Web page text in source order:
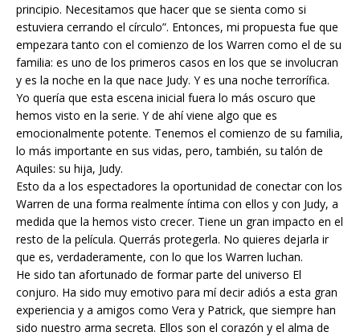
principio. Necesitamos que hacer que se sienta como si
estuviera cerrando el círculo”. Entonces, mi propuesta fue que
empezara tanto con el comienzo de los Warren como el de su
familia: es uno de los primeros casos en los que se involucran
y es la noche en la que nace Judy. Y es una noche terrorífica.
Yo quería que esta escena inicial fuera lo más oscuro que
hemos visto en la serie. Y de ahí viene algo que es
emocionalmente potente. Tenemos el comienzo de su familia,
lo más importante en sus vidas, pero, también, su talón de
Aquiles: su hija, Judy.
Esto da a los espectadores la oportunidad de conectar con los
Warren de una forma realmente íntima con ellos y con Judy, a
medida que la hemos visto crecer. Tiene un gran impacto en el
resto de la película. Querrás protegerla. No quieres dejarla ir
que es, verdaderamente, con lo que los Warren luchan.
He sido tan afortunado de formar parte del universo El
conjuro. Ha sido muy emotivo para mí decir adiós a esta gran
experiencia y a amigos como Vera y Patrick, que siempre han
sido nuestro arma secreta. Ellos son el corazón y el alma de